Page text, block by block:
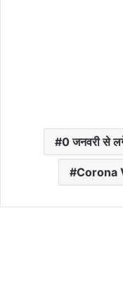
0 जनवरी से
Corona